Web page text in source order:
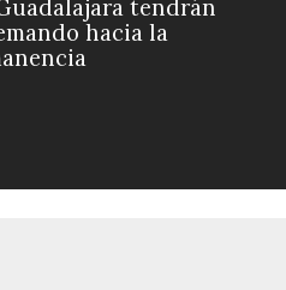
tendrán
hacia la